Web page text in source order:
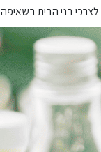
בני הבית בשאיפה